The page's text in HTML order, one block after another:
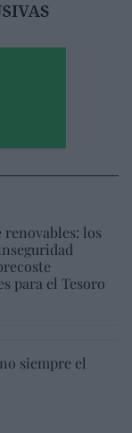
renovables: los
para el Tesoro
siempre el